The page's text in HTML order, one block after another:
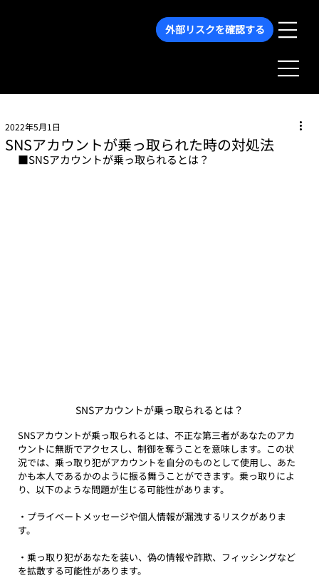
外部リスクを確認する
SNSアカウントが乗っ取られた時の対処法
2022年5月1日
■SNSアカウントが乗っ取られるとは？
SNSアカウントが乗っ取られるとは？
SNSアカウントが乗っ取られるとは、不正な第三者があなたのアカ
ウントに無断でアクセスし、制御を奪うことを意味します。この状
況では、乗っ取り犯がアカウントを自分のものとして使用し、あた
かも本人であるかのように振る舞うことができます。乗っ取りによ
り、以下のような問題が生じる可能性があります。
・プライベートメッセージや個人情報が漏洩するリスクがありま
す。
・乗っ取り犯があなたを装い、偽の情報や詐欺、フィッシングなど
を拡散する可能性があります。